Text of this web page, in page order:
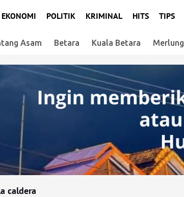
EKONOMI POLITIK KRIMINAL HITS TIPS
Asam Betara Kuala Betara Merlung
caldera